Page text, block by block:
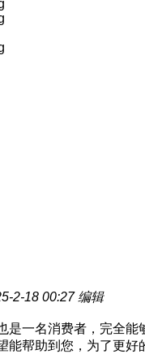
2-18 00:27 编辑
是一名消费者，完全能
能帮助到您，为了更好